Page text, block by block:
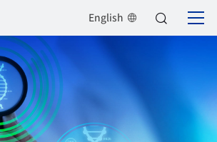
English